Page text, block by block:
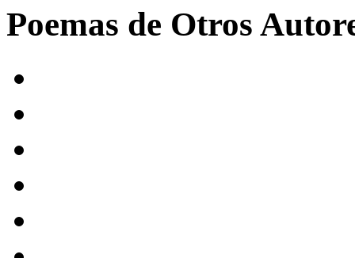
Poemas de Otros